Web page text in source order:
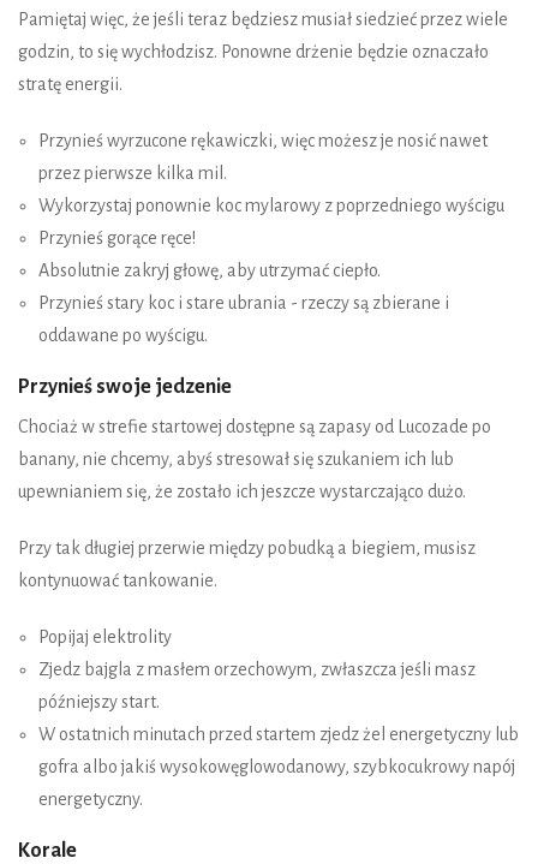
Pamiętaj więc, że jeśli teraz będziesz musiał siedzieć przez wiele
godzin, to się wychłodzisz. Ponowne drżenie będzie oznaczało
stratę energii.
Przynieś wyrzucone rękawiczki, więc możesz je nosić nawet
przez pierwsze kilka mil.
Wykorzystaj ponownie koc mylarowy z poprzedniego wyścigu
Przynieś gorące ręce!
Absolutnie zakryj głowę, aby utrzymać ciepło.
Przynieś stary koc i stare ubrania - rzeczy są zbierane i
oddawane po wyścigu.
Przynieś swoje jedzenie
Chociaż w strefie startowej dostępne są zapasy od Lucozade po
banany, nie chcemy, abyś stresował się szukaniem ich lub
upewnianiem się, że zostało ich jeszcze wystarczająco dużo.
Przy tak długiej przerwie między pobudką a biegiem, musisz
kontynuować tankowanie.
Popijaj elektrolity
Zjedz bajgla z masłem orzechowym, zwłaszcza jeśli masz
późniejszy start.
W ostatnich minutach przed startem zjedz żel energetyczny lub
gofra albo jakiś wysokowęglowodanowy, szybkocukrowy napój
energetyczny.
Korale